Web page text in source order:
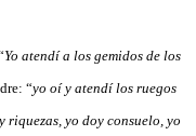
Yo atendí a los gemidos de los
“yo oí y atendí los ruegos
yo doy consuelo, yo